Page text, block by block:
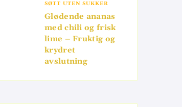
SØTT UTEN SUKKER
Glødende ananas
med chili og frisk
lime – Fruktig og
krydret
avslutning